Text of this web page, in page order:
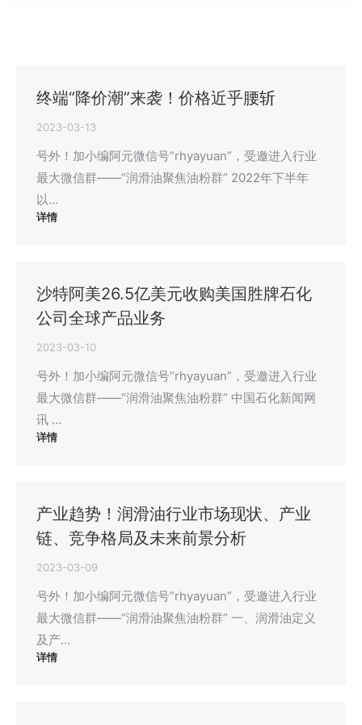
终端“降价潮”来袭！价格近乎腰斩
2023-03-13
号外！加小编阿元微信号“rhyayuan”，受邀进入行业
最大微信群——“润滑油聚焦油粉群” 2022年下半年
以…
详情
沙特阿美26.5亿美元收购美国胜牌石化
公司全球产品业务
2023-03-10
号外！加小编阿元微信号“rhyayuan”，受邀进入行业
最大微信群——“润滑油聚焦油粉群” 中国石化新闻网
讯 …
详情
产业趋势！润滑油行业市场现状、产业
链、竞争格局及未来前景分析
2023-03-09
号外！加小编阿元微信号“rhyayuan”，受邀进入行业
最大微信群——“润滑油聚焦油粉群” 一、润滑油定义
及产…
详情